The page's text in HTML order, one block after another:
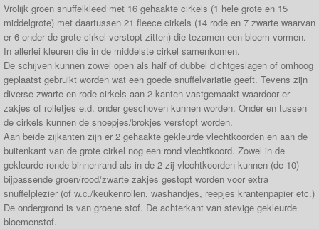
Vrolijk groen snuffelkleed met 16 gehaakte cirkels (1 hele grote en 15
middelgrote) met daartussen 21 fleece cirkels (14 rode en 7 zwarte waarvan
er 6 onder de grote cirkel verstopt zitten) die tezamen een bloem vormen.
In allerlei kleuren die in de middelste cirkel samenkomen.
De schijven kunnen zowel open als half of dubbel dichtgeslagen of omhoog
geplaatst gebruikt worden wat een goede snuffelvariatie geeft. Tevens zijn
diverse zwarte en rode cirkels aan 2 kanten vastgemaakt waardoor er
zakjes of rolletjes e.d. onder geschoven kunnen worden. Onder en tussen
de cirkels kunnen de snoepjes/brokjes verstopt worden.
Aan beide zijkanten zijn er 2 gehaakte gekleurde vlechtkoorden en aan de
buitenkant van de grote cirkel nog een rond vlechtkoord. Zowel in de
gekleurde ronde binnenrand als in de 2 zij-vlechtkoorden kunnen (de 10)
bijpassende groen/rood/zwarte zakjes gestopt worden voor extra
snuffelplezier (of w.c./keukenrollen, washandjes, reepjes krantenpapier etc.)
De ondergrond is van groene stof. De achterkant van stevige gekleurde
bloemenstof.